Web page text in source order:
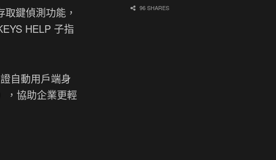
鍵偵測功能，
HELP 子指
自動用戶端身
，協助企業更輕
96 SHARES